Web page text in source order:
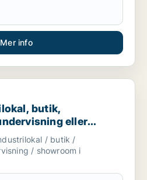
Mer info
restauranglokal,
butik,
eller
i Norrköping
/ butik /
/ showroom i